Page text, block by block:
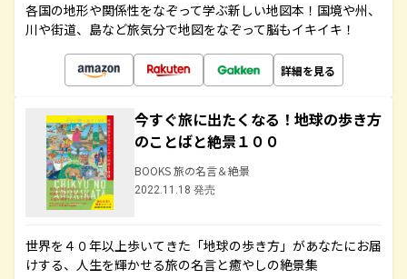
各国の地形や関係性をなぞって学ぶ新しい地図本！国境や州、
川や街道、島など旅気分で地図をなぞって脳もイキイキ！
詳細を見る
今すぐ旅に出たくなる！地球の歩き方
のことばと絶景１００
BOOKS 旅の名言＆絶景
2022.11.18 発売
世界を４０年以上歩いてきた「地球の歩き方」があなたにお届
けする、人生を輝かせる旅の名言と癒やしの絶景集